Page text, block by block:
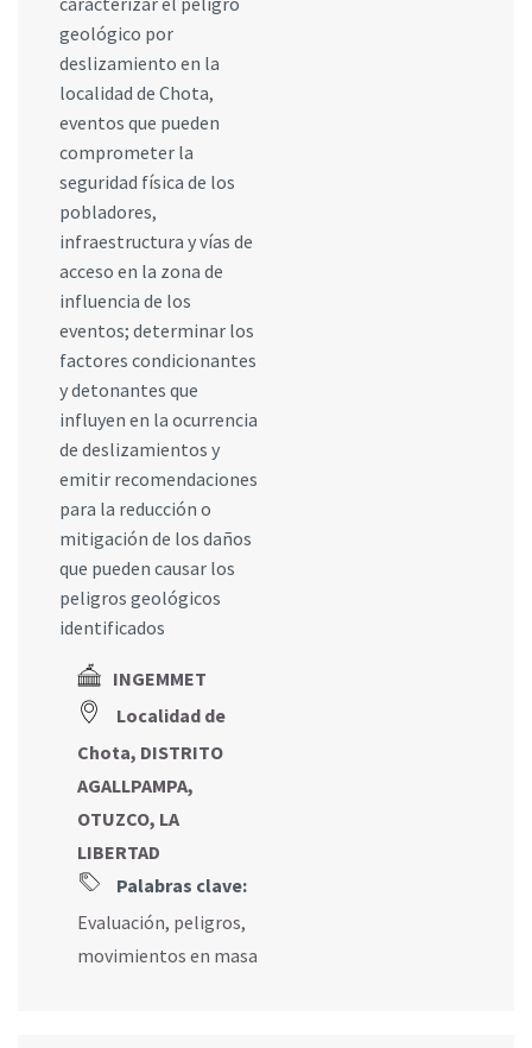
geológico por
deslizamiento en la
localidad de Chota,
eventos que pueden
comprometer la
seguridad física de los
pobladores,
infraestructura y vías de
acceso en la zona de
influencia de los
eventos; determinar los
factores condicionantes
y detonantes que
influyen en la ocurrencia
de deslizamientos y
emitir recomendaciones
para la reducción o
mitigación de los daños
que pueden causar los
peligros geológicos
identificados
INGEMMET
Localidad de
Chota, DISTRITO
AGALLPAMPA,
OTUZCO, LA
LIBERTAD
Palabras clave:
Evaluación, peligros,
movimientos en masa